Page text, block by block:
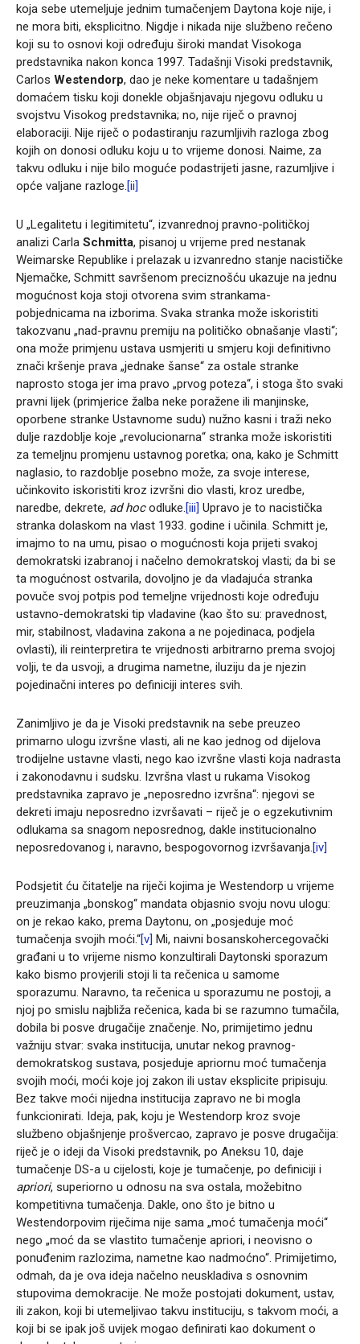
koja sebe utemeljuje jednim tumačenjem Daytona koje nije, i
ne mora biti, eksplicitno. Nigdje i nikada nije službeno rečeno
koji su to osnovi koji određuju široki mandat Visokoga
predstavnika nakon konca 1997. Tadašnji Visoki predstavnik,
Carlos Westendorp, dao je neke komentare u tadašnjem
domaćem tisku koji donekle objašnjavaju njegovu odluku u
svojstvu Visokog predstavnika; no, nije riječ o pravnoj
elaboraciji. Nije riječ o podastiranju razumljivih razloga zbog
kojih on donosi odluku koju u to vrijeme donosi. Naime, za
takvu odluku i nije bilo moguće podastrijeti jasne, razumljive i
opće valjane razloge. [ii]
U „Legalitetu i legitimitetu“, izvanrednoj pravno-političkoj
analizi Carla Schmitta, pisanoj u vrijeme pred nestanak
Weimarske Republike i prelazak u izvanredno stanje nacističke
Njemačke, Schmitt savršenom preciznošću ukazuje na jednu
mogućnost koja stoji otvorena svim strankama-
pobjednicama na izborima. Svaka stranka može iskoristiti
takozvanu „nad-pravnu premiju na političko obnašanje vlasti“;
ona može primjenu ustava usmjeriti u smjeru koji definitivno
znači kršenje prava „jednake šanse“ za ostale stranke
naprosto stoga jer ima pravo „prvog poteza“, i stoga što svaki
pravni lijek (primjerice žalba neke poražene ili manjinske,
oporbene stranke Ustavnome sudu) nužno kasni i traži neko
dulje razdoblje koje „revolucionarna“ stranka može iskoristiti
za temeljnu promjenu ustavnog poretka; ona, kako je Schmitt
naglasio, to razdoblje posebno može, za svoje interese,
učinkovito iskoristiti kroz izvršni dio vlasti, kroz uredbe,
naredbe, dekrete, ad hocodluke. [iii] Upravo je to nacistička
stranka dolaskom na vlast 1933. godine i učinila. Schmitt je,
imajmo to na umu, pisao o mogućnosti koja prijeti svakoj
demokratski izabranoj i načelno demokratskoj vlasti; da bi se
ta mogućnost ostvarila, dovoljno je da vladajuća stranka
povuče svoj potpis pod temeljne vrijednosti koje određuju
ustavno-demokratski tip vladavine (kao što su: pravednost,
mir, stabilnost, vladavina zakona a ne pojedinaca, podjela
ovlasti), ili reinterpretira te vrijednosti arbitrarno prema svojoj
volji, te da usvoji, a drugima nametne, iluziju da je njezin
pojedinačni interes po definiciji interes svih.
Zanimljivo je da je Visoki predstavnik na sebe preuzeo
primarno ulogu izvršne vlasti, ali ne kao jednog od dijelova
trodijelne ustavne vlasti, nego kao izvršne vlasti koja nadrasta
i zakonodavnu i sudsku. Izvršna vlast u rukama Visokog
predstavnika zapravo je „neposredno izvršna“: njegovi se
dekreti imaju neposredno izvršavati – riječ je o egzekutivnim
odlukama sa snagom neposrednog, dakle institucionalno
neposredovanog i, naravno, bespogovornog izvršavanja. [iv]
Podsjetit ću čitatelje na riječi kojima je Westendorp u vrijeme
preuzimanja „bonskog“ mandata objasnio svoju novu ulogu:
on je rekao kako, prema Daytonu, on „posjeduje moć
tumačenja svojih moći.“[v] Mi, naivni bosanskohercegovački
građani u to vrijeme nismo konzultirali Daytonski sporazum
kako bismo provjerili stoji li ta rečenica u samome
sporazumu. Naravno, ta rečenica u sporazumu ne postoji, a
njoj po smislu najbliža rečenica, kada bi se razumno tumačila,
dobila bi posve drugačije značenje. No, primijetimo jednu
važniju stvar: svaka institucija, unutar nekog pravnog-
demokratskog sustava, posjeduje apriornu moć tumačenja
svojih moći, moći koje joj zakon ili ustav eksplicite pripisuju.
Bez takve moći nijedna institucija zapravo ne bi mogla
funkcionirati. Ideja, pak, koju je Westendorp kroz svoje
službeno objašnjenje prošvercao, zapravo je posve drugačija:
riječ je o ideji da Visoki predstavnik, po Aneksu 10, daje
tumačenje DS-a u cijelosti, koje je tumačenje, po definiciji i
apriori, superiorno u odnosu na sva ostala, možebitno
kompetitivna tumačenja. Dakle, ono što je bitno u
Westendorpovim riječima nije sama „moć tumačenja moći“
nego „moć da se vlastito tumačenje apriori, i neovisno o
ponuđenim razlozima, nametne kao nadmoćno“. Primijetimo,
odmah, da je ova ideja načelno neuskladiva s osnovnim
stupovima demokracije. Ne može postojati dokument, ustav,
ili zakon, koji bi utemeljivao takvu instituciju, s takvom moći, a
koji bi se ipak još uvijek mogao definirati kao dokument o